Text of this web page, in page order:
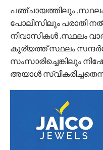
പഞ്ചായത്തിലും ,സ്ഥലം
പോലീസിലും പരാതി
നിവാസികൾ .സ്ഥലം
കുര്യത്ത് സ്ഥലം
സംസാരിച്ചെങ്കിലും
അയാൾ